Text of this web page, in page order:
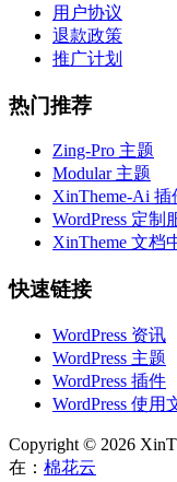
用户协议
退款政策
推广计划
热门推荐
Zing-Pro 主题
Modular 主题
XinTheme-Ai 插
WordPress 定制
XinTheme 文档
快速链接
WordPress 资讯
WordPress 主题
WordPress 插件
WordPress 使用
Copyright © 2026
在： 棉花云